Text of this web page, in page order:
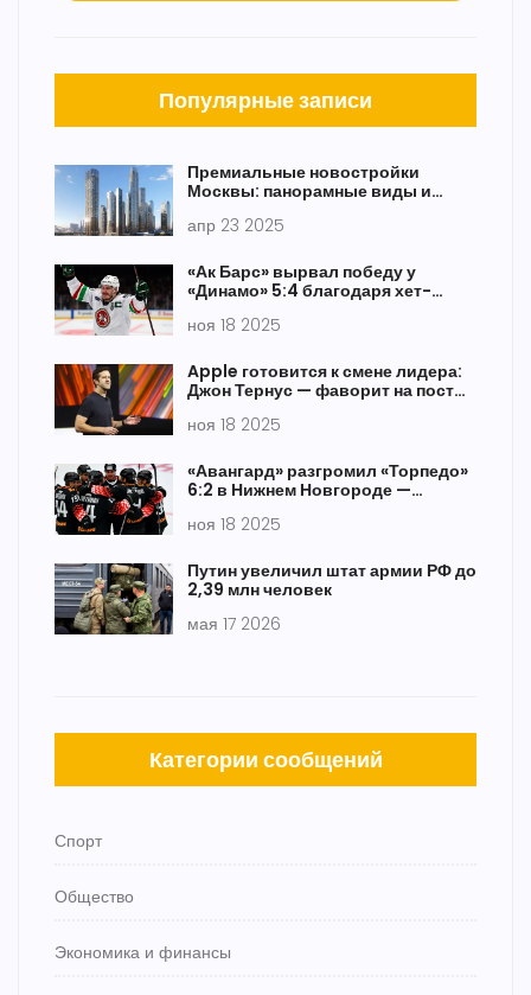
Популярные записи
Премиальные новостройки
Москвы: панорамные виды и
доступность
апр 23 2025
«Ак Барс» вырвал победу у
«Динамо» 5:4 благодаря хет-
ноя 18 2025
Apple готовится к смене лидера:
Джон Тернус — фаворит на пост
ноя 18 2025
«Авангард» разгромил «Торпедо»
6:2 в Нижнем Новгороде —
защиту
ноя 18 2025
Путин увеличил штат армии РФ до
2,39 млн человек
мая 17 2026
Категории сообщений
Спорт
Общество
Экономика и финансы